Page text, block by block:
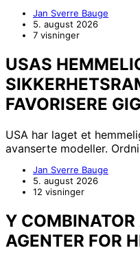
Jan Sverre Bauge
5. august 2026
7 visninger
USAS
FAVORISERE
USA har laget et
avanserte modeller.
Jan Sverre Bauge
5. august 2026
12 visninger
Y
AGENTER FOR